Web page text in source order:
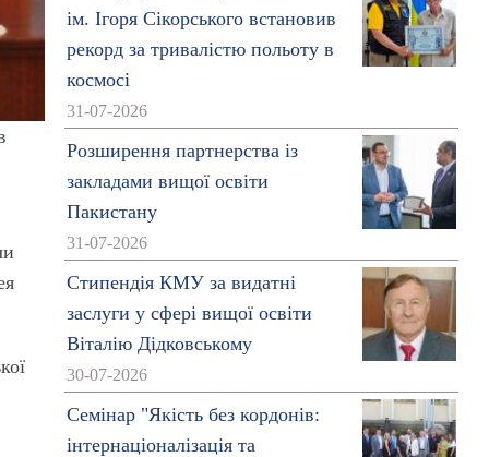
ім. Ігоря Сікорського встановив
рекорд за тривалістю польоту в
космосі
31-07-2026
Розширення партнерства із
закладами вищої освіти
Пакистану
31-07-2026
Стипендія КМУ за видатні
заслуги у сфері вищої освіти
Віталію Дідковському
30-07-2026
Семінар "Якість без кордонів:
інтернаціоналізація та